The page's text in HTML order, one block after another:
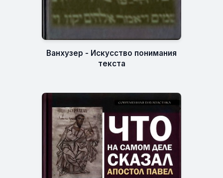
Ванхузер - Искусство понимания
текста